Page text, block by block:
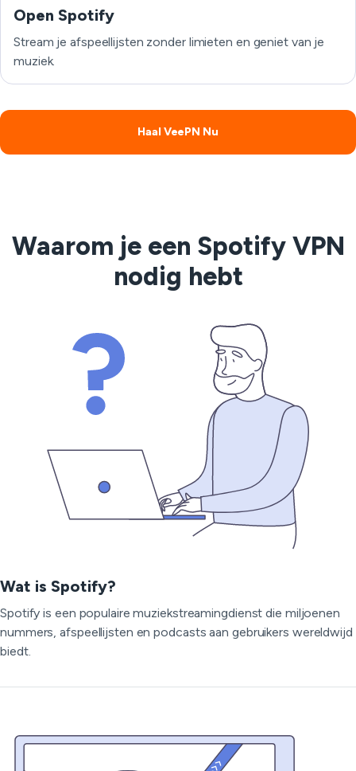
Open Spotify
Stream je afspeellijsten zonder limieten en geniet van je
muziek.
Haal VeePN Nu
Waarom je een Spotify VPN
nodig hebt
Wat is Spotify?
Spotify is een populaire muziekstreamingdienst die miljoenen
nummers, afspeellijsten en podcasts aan gebruikers wereldwijd
biedt.